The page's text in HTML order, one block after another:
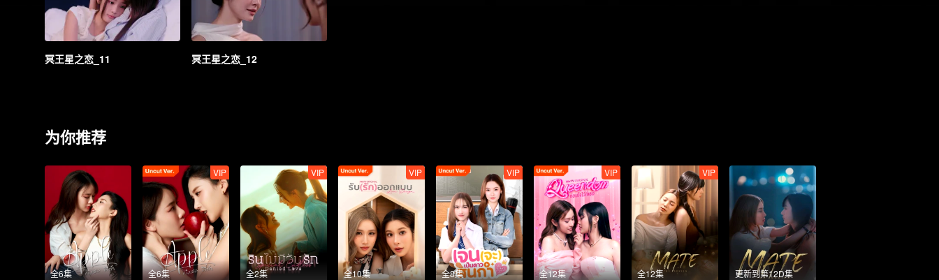
冥王星之恋_11 冥王星之恋_12
为你推荐
全6集 全6集
VIP
全2集
VIP
全10集
VIP
全8集
VIP
全12集
VIP
全12集
VIP
更新到第12D集